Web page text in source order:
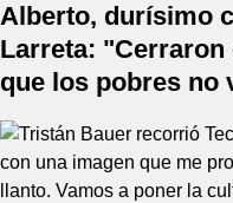
Alberto, durísimo
Larreta:
que los pobres no